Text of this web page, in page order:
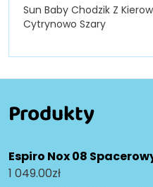
Sun Baby Chodzik Z
Cytrynowo Szary
Produkty
Espiro Nox 08
1 049.00zł